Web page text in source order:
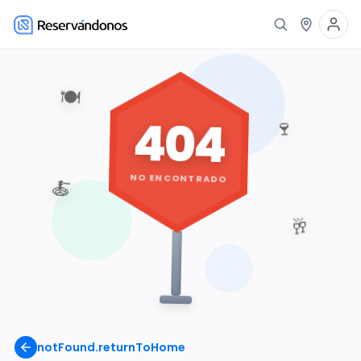
notFound.returnToHome
🍽️
🍷
🥂
🍝
404
NO ENCONTRADO